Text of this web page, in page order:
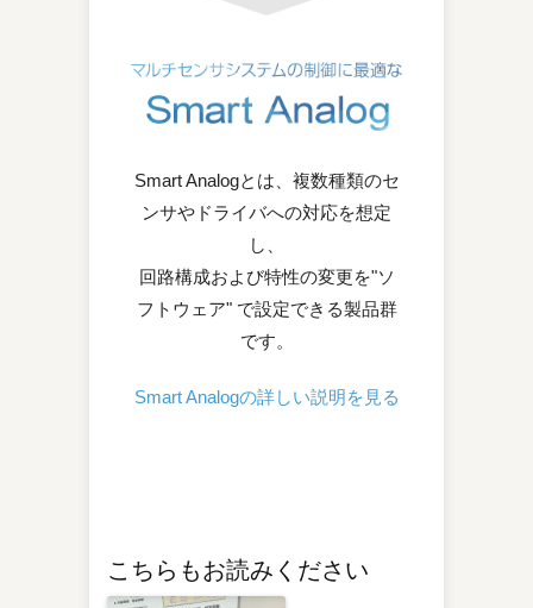
Smart Analogとは、複数種類のセ
ンサやドライバへの対応を想定
し、
回路構成および特性の変更を"ソ
フトウェア" で設定できる製品群
です。
Smart Analogの詳しい説明を見る
こちらもお読みください